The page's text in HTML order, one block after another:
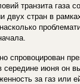
транзита газа
двух стран в
спровоцирован
середине июня он
за газ или